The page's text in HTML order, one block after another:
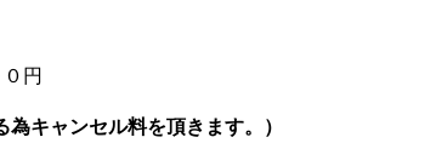
円
キャンセル料を頂きます。）